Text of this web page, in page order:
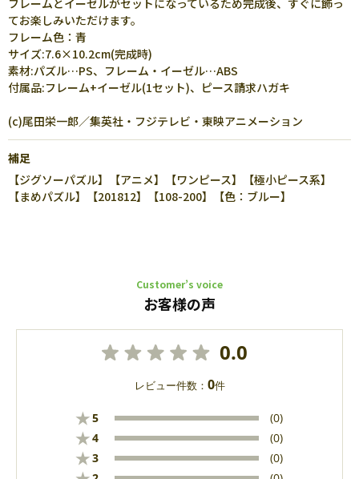
フレームとイーゼルがセットになっているため完成後、すぐに飾っ
てお楽しみいただけます。
フレーム色：青
サイズ:7.6×10.2cm(完成時)
素材:パズル…PS、フレーム・イーゼル…ABS
付属品:フレーム+イーゼル(1セット)、ピース請求ハガキ
(c)尾田栄一郎／集英社・フジテレビ・東映アニメーション
補足
【ジグソーパズル】【アニメ】【ワンピース】【極小ピース系】
【まめパズル】【201812】【108-200】【色：ブルー】
Customer’s voice
お客様の声
0.0
レビュー件数： 0件
★5 (0)
★4 (0)
★3 (0)